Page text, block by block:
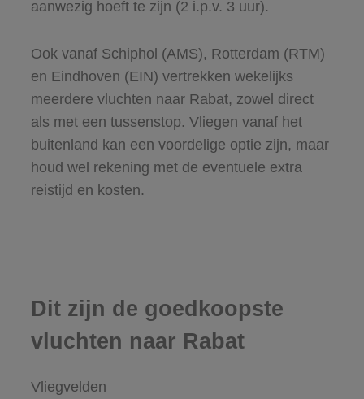
aanwezig hoeft te zijn (2 i.p.v. 3 uur).
Ook vanaf Schiphol (AMS), Rotterdam (RTM)
en Eindhoven (EIN) vertrekken wekelijks
meerdere vluchten naar Rabat, zowel direct
als met een tussenstop. Vliegen vanaf het
buitenland kan een voordelige optie zijn, maar
houd wel rekening met de eventuele extra
reistijd en kosten.
Dit zijn de goedkoopste
vluchten naar Rabat
Vliegvelden